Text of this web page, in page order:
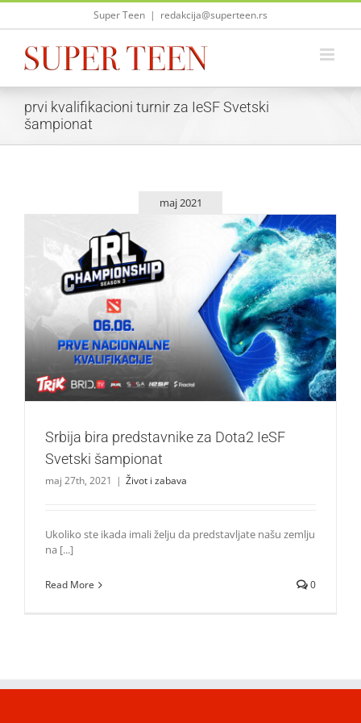
Skip
Super Teen | redakcija@superteen.rs
prvi kvalifikacioni turnir za IeSF Svetski
šampionat
maj 2021
Srbija bira predstavnike za Dota2 IeSF Svetski šampionat
Život i zabava
Srbija bira predstavnike za Dota2 IeSF
Svetski šampionat
maj 27th, 2021 | Život i zabava
Ukoliko ste ikada imali želju da predstavljate našu zemlju
na [...]
Read More 0